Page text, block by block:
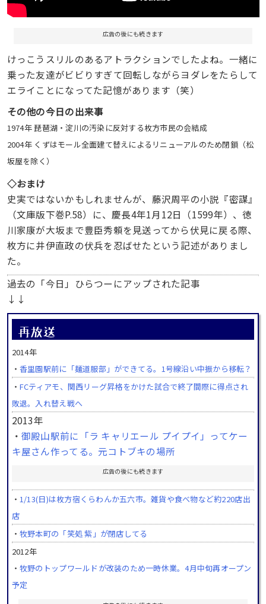
広告の後にも続きます
けっこうスリルのあるアトラクションでしたよね。一緒に
乗った友達がビビりすぎて回転しながらヨダレをたらして
エライことになってた記憶があります（笑）
その他の今日の出来事
1974年 琵琶湖・淀川の汚染に反対する枚方市民の会結成
2004年 くずはモール全面建て替えによるリニューアルのため閉鎖（松
坂屋を除く）
◇おまけ
史実ではないかもしれませんが、藤沢周平の小説『密謀』
（文庫版下巻P.58）に、慶長4年1月12日（1599年）、徳
川家康が大坂まで豊臣秀頼を見送ってから伏見に戻る際、
枚方に井伊直政の伏兵を忍ばせたという記述がありまし
た。
過去の「今日」ひらつーにアップされた記事
↓↓
2014年
・ 香里園駅前に「麺道服部」ができてる。1号線沿い中振から移転？
・ FCティアモ、関西リーグ昇格をかけた試合で終了間際に得点され
敗退。入れ替え戦へ
2013年
・ 御殿山駅前に「ラ キャリエール プイプイ」ってケー
キ屋さん作ってる。元コトブキの場所
広告の後にも続きます
・ 1/13(日)は枚方宿くらわんか五六市。雑貨や食べ物など約220店出
店
・ 牧野本町の「笑処 紫」が閉店してる
2012年
・ 牧野のトップワールドが改装のため一時休業。4月中旬再オープン
予定